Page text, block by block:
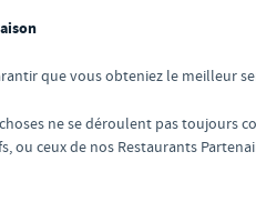
que vous obteniez le meilleur
ne se déroulent pas toujours
ou ceux de nos Restaurants